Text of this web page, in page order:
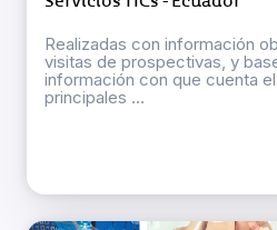
Realizadas con información
visitas de prospectivas, y
información con que cuenta
principales ...